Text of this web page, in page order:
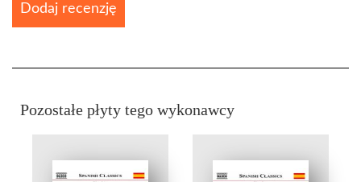
Dodaj recenzję
Pozostałe płyty tego wykonawcy